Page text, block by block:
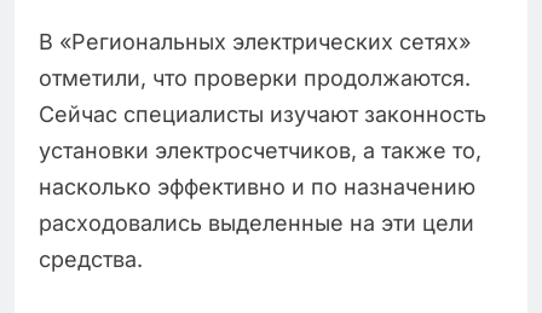
В «Региональных электрических сетях»
отметили, что проверки продолжаются.
Сейчас специалисты изучают законность
установки электросчетчиков, а также то,
насколько эффективно и по назначению
расходовались выделенные на эти цели
средства.